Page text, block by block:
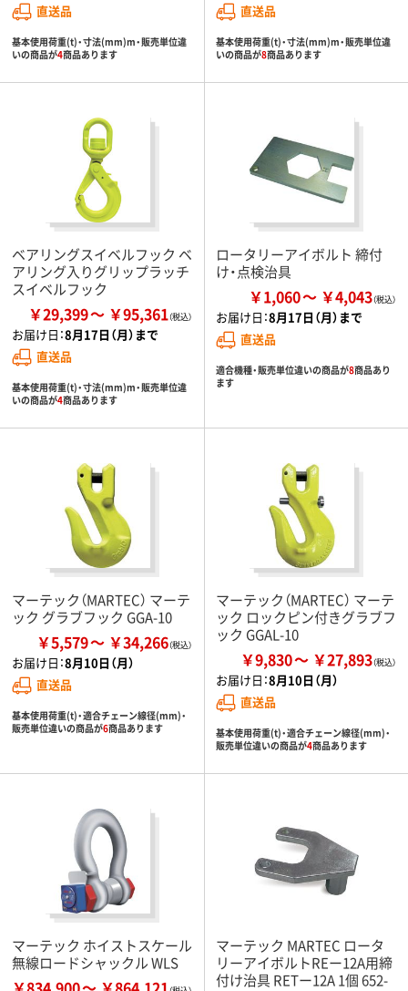
直送品
基本使用荷重(t)・寸法(mm)m・販売単位違
いの商品が4商品あります
直送品
基本使用荷重(t)・寸法(mm)m・販売単位違
いの商品が8商品あります
ベアリングスイベルフック ベ
アリング入りグリップラッチ
スイベルフック
￥29,399 ￥95,361
お届け日：8月17日（月）まで
直送品
基本使用荷重(t)・寸法(mm)m・販売単位違
いの商品が4商品あります
ロータリーアイボルト 締付
け・点検治具
￥1,060 ￥4,043
お届け日：8月17日（月）まで
直送品
適合機種・販売単位違いの商品が8商品あり
ます
マーテック（MARTEC） マーテ
ック グラブフック GGA-10
￥5,579 ￥34,266
お届け日：8月10日（月）
直送品
基本使用荷重(t)・適合チェーン線径(mm)・
販売単位違いの商品が6商品あります
マーテック（MARTEC） マーテ
ック ロックピン付きグラブフ
ック GGAL-10
￥9,830 ￥27,893
お届け日：8月10日（月）
直送品
基本使用荷重(t)・適合チェーン線径(mm)・
販売単位違いの商品が4商品あります
マーテック ホイストスケール
無線ロードシャックル WLS
マーテック MARTEC ロータ
リーアイボルトREー12A用締
付け治具 RETー12A 1個 652-